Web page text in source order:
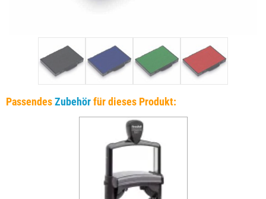
PassendesZubehörfür dieses Produkt: